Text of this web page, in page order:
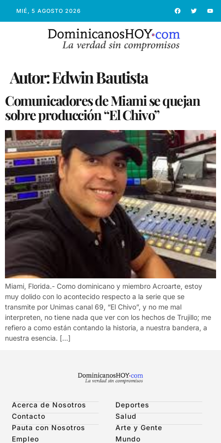
MIÉ, 5 AGOSTO 2026
Autor:Edwin Bautista
Comunicadores de Miami se quejan
sobre producción “El Chivo”
Miami, Florida.- Como dominicano y miembro Acroarte, estoy
muy dolido con lo acontecido respecto a la serie que se
transmite por Unimas canal 69, “El Chivo”, y no me mal
interpreten, no tiene nada que ver con los hechos de Trujillo; me
refiero a como están contando la historia, a nuestra bandera, a
nuestra esencia. […]
Acerca de Nosotros
Contacto
Pauta con Nosotros
Empleo
Deportes
Salud
Arte y Gente
Mundo